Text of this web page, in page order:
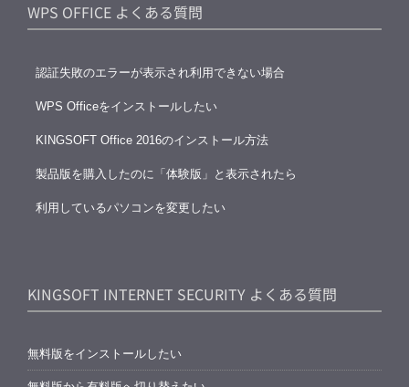
WPS OFFICE よくある質問
認証失敗のエラーが表示され利用できない場合
WPS Officeをインストールしたい
KINGSOFT Office 2016のインストール方法
製品版を購入したのに「体験版」と表示されたら
利用しているパソコンを変更したい
KINGSOFT INTERNET SECURITY よくある質問
無料版をインストールしたい